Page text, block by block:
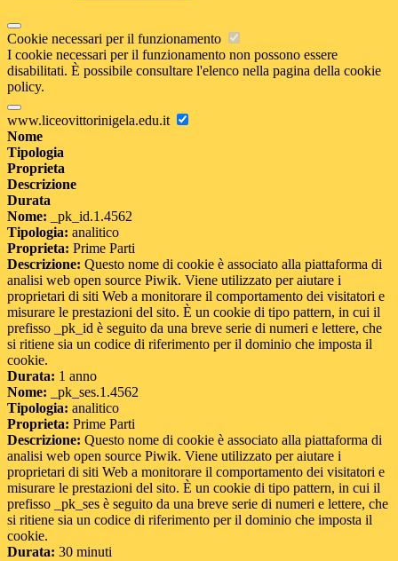
Cookie necessari per il funzionamento
I cookie necessari per il funzionamento non possono essere
disabilitati. È possibile consultare l'elenco nella pagina della cookie
policy.
www.liceovittorinigela.edu.it
Nome
Tipologia
Proprieta
Descrizione
Durata
Nome: _pk_id.1.4562
Tipologia: analitico
Proprieta: Prime Parti
Descrizione: Questo nome di cookie è associato alla piattaforma di
analisi web open source Piwik. Viene utilizzato per aiutare i
proprietari di siti Web a monitorare il comportamento dei visitatori e
misurare le prestazioni del sito. È un cookie di tipo pattern, in cui il
prefisso _pk_id è seguito da una breve serie di numeri e lettere, che
si ritiene sia un codice di riferimento per il dominio che imposta il
cookie.
Durata: 1 anno
Nome: _pk_ses.1.4562
Tipologia: analitico
Proprieta: Prime Parti
Descrizione: Questo nome di cookie è associato alla piattaforma di
analisi web open source Piwik. Viene utilizzato per aiutare i
proprietari di siti Web a monitorare il comportamento dei visitatori e
misurare le prestazioni del sito. È un cookie di tipo pattern, in cui il
prefisso _pk_ses è seguito da una breve serie di numeri e lettere, che
si ritiene sia un codice di riferimento per il dominio che imposta il
cookie.
Durata: 30 minuti